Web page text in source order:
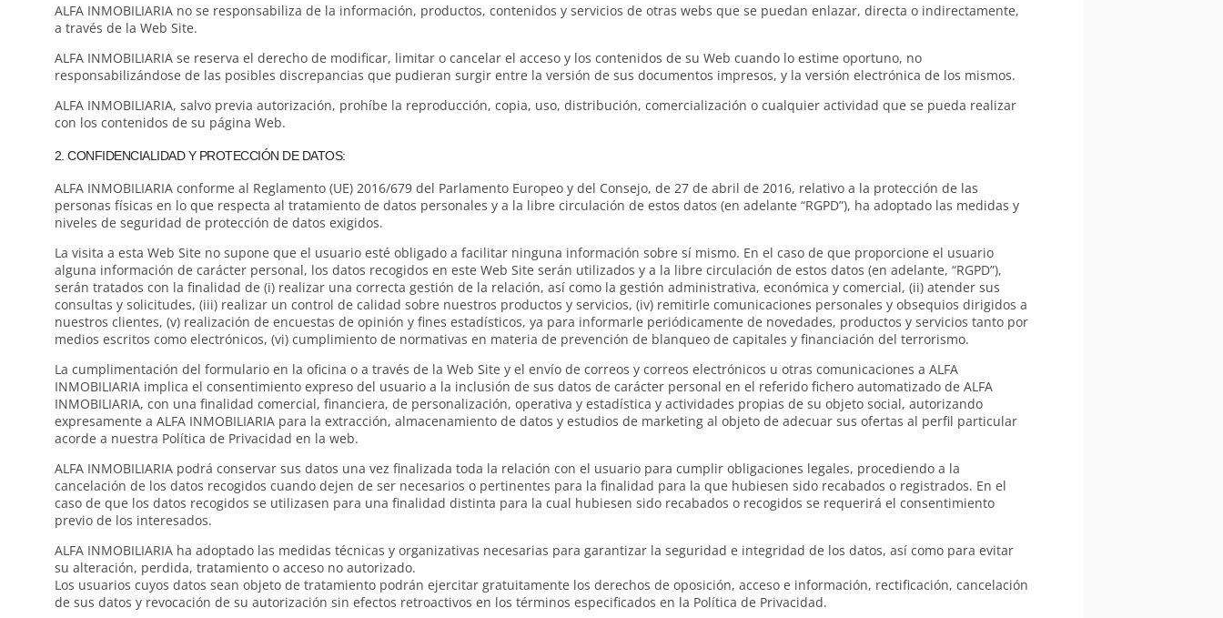
ALFA INMOBILIARIA no se responsabiliza de la información, productos, contenidos y servicios de otras webs que se puedan enlazar, directa o indirectamente,
a través de la Web Site.
ALFA INMOBILIARIA se reserva el derecho de modificar, limitar o cancelar el acceso y los contenidos de su Web cuando lo estime oportuno, no
responsabilizándose de las posibles discrepancias que pudieran surgir entre la versión de sus documentos impresos, y la versión electrónica de los mismos.
ALFA INMOBILIARIA, salvo previa autorización, prohíbe la reproducción, copia, uso, distribución, comercialización o cualquier actividad que se pueda realizar
con los contenidos de su página Web.
2. CONFIDENCIALIDAD Y PROTECCIÓN DE DATOS:
ALFA INMOBILIARIA conforme al Reglamento (UE) 2016/679 del Parlamento Europeo y del Consejo, de 27 de abril de 2016, relativo a la protección de las
personas físicas en lo que respecta al tratamiento de datos personales y a la libre circulación de estos datos (en adelante “RGPD”), ha adoptado las medidas y
niveles de seguridad de protección de datos exigidos.
La visita a esta Web Site no supone que el usuario esté obligado a facilitar ninguna información sobre sí mismo. En el caso de que proporcione el usuario
alguna información de carácter personal, los datos recogidos en este Web Site serán utilizados y a la libre circulación de estos datos (en adelante, “RGPD”),
serán tratados con la finalidad de (i) realizar una correcta gestión de la relación, así como la gestión administrativa, económica y comercial, (ii) atender sus
consultas y solicitudes, (iii) realizar un control de calidad sobre nuestros productos y servicios, (iv) remitirle comunicaciones personales y obsequios dirigidos a
nuestros clientes, (v) realización de encuestas de opinión y fines estadísticos, ya para informarle periódicamente de novedades, productos y servicios tanto por
medios escritos como electrónicos, (vi) cumplimiento de normativas en materia de prevención de blanqueo de capitales y financiación del terrorismo.
La cumplimentación del formulario en la oficina o a través de la Web Site y el envío de correos y correos electrónicos u otras comunicaciones a ALFA
INMOBILIARIA implica el consentimiento expreso del usuario a la inclusión de sus datos de carácter personal en el referido fichero automatizado de ALFA
INMOBILIARIA, con una finalidad comercial, financiera, de personalización, operativa y estadística y actividades propias de su objeto social, autorizando
expresamente a ALFA INMOBILIARIA para la extracción, almacenamiento de datos y estudios de marketing al objeto de adecuar sus ofertas al perfil particular
acorde a nuestra Política de Privacidad en la web.
ALFA INMOBILIARIA podrá conservar sus datos una vez finalizada toda la relación con el usuario para cumplir obligaciones legales, procediendo a la
cancelación de los datos recogidos cuando dejen de ser necesarios o pertinentes para la finalidad para la que hubiesen sido recabados o registrados. En el
caso de que los datos recogidos se utilizasen para una finalidad distinta para la cual hubiesen sido recabados o recogidos se requerirá el consentimiento
previo de los interesados.
ALFA INMOBILIARIA ha adoptado las medidas técnicas y organizativas necesarias para garantizar la seguridad e integridad de los datos, así como para evitar
su alteración, perdida, tratamiento o acceso no autorizado.
Los usuarios cuyos datos sean objeto de tratamiento podrán ejercitar gratuitamente los derechos de oposición, acceso e información, rectificación, cancelación
de sus datos y revocación de su autorización sin efectos retroactivos en los términos especificados en la Política de Privacidad.